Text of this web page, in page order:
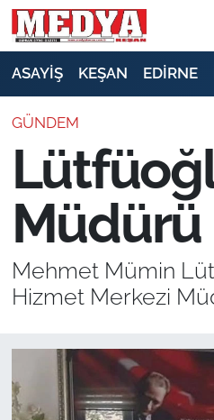
ASAYİŞ KEŞAN EDİRNE
GÜNDEM
Müdürü
Mehmet Mümin
Hizmet Merkezi